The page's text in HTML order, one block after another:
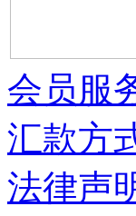
会员服
汇款方
法律声